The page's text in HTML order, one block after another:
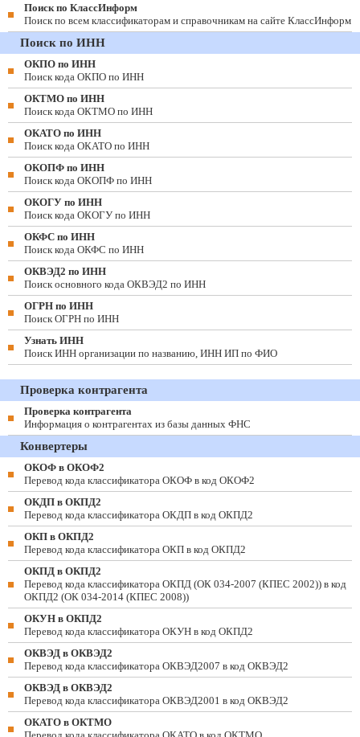
Поиск по КлассИнформ
Поиск по всем классификаторам и справочникам на сайте КлассИнформ
Поиск по ИНН
ОКПО по ИНН
Поиск кода ОКПО по ИНН
ОКТМО по ИНН
Поиск кода ОКТМО по ИНН
ОКАТО по ИНН
Поиск кода ОКАТО по ИНН
ОКОПФ по ИНН
Поиск кода ОКОПФ по ИНН
ОКОГУ по ИНН
Поиск кода ОКОГУ по ИНН
ОКФС по ИНН
Поиск кода ОКФС по ИНН
ОКВЭД2 по ИНН
Поиск основного кода ОКВЭД2 по ИНН
ОГРН по ИНН
Поиск ОГРН по ИНН
Узнать ИНН
Поиск ИНН организации по названию, ИНН ИП по ФИО
Проверка контрагента
Проверка контрагента
Информация о контрагентах из базы данных ФНС
Конвертеры
ОКОФ в ОКОФ2
Перевод кода классификатора ОКОФ в код ОКОФ2
ОКДП в ОКПД2
Перевод кода классификатора ОКДП в код ОКПД2
ОКП в ОКПД2
Перевод кода классификатора ОКП в код ОКПД2
ОКПД в ОКПД2
Перевод кода классификатора ОКПД (ОК 034-2007 (КПЕС 2002)) в код
ОКПД2 (ОК 034-2014 (КПЕС 2008))
ОКУН в ОКПД2
Перевод кода классификатора ОКУН в код ОКПД2
ОКВЭД в ОКВЭД2
Перевод кода классификатора ОКВЭД2007 в код ОКВЭД2
ОКВЭД в ОКВЭД2
Перевод кода классификатора ОКВЭД2001 в код ОКВЭД2
ОКАТО в ОКТМО